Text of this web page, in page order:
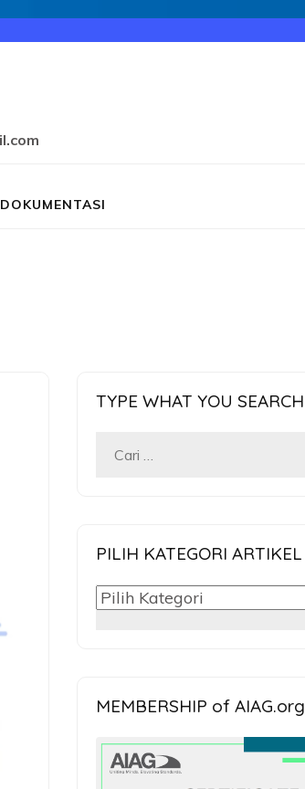
TYPE WHAT YOU SEARCH
Cari
PILIH KATEGORI ARTIKEL
PILIH
MEMBERSHIP of AIAG.org